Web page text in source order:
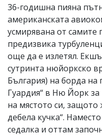
Ако
откриете
обиден
за
вас
коментар,
моля
сигнализирайте
ни!
36-годишна пияна
американската
усмирявана от самите
предизвика
още да е излетял.
сутринта нюйоркско
България) на борда
Гуардия“ в Ню Йорк за
на мястото си, защото
дебела кучка“.
седалка и оттам